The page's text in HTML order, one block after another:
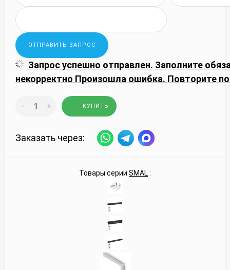
Запрос успешно отправлен. Заполните
некорректно Произошла ошибка. Повторите
- + КУПИТЬ
Заказать через:
Товары серии SMAL: